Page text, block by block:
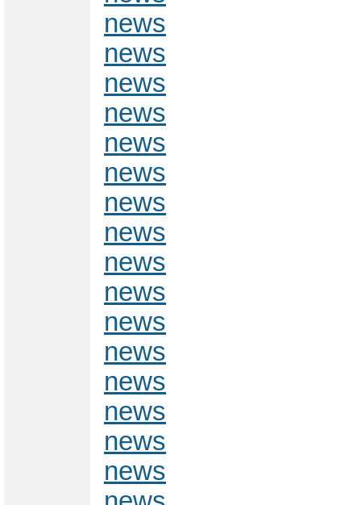
news
news
news
news
news
news
news
news
news
news
news
news
news
news
news
news